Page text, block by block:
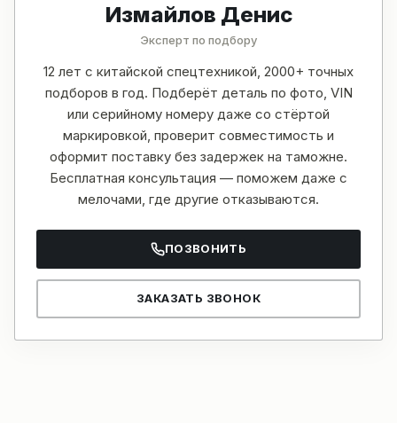
Измайлов Денис
Эксперт по подбору
12 лет с китайской спецтехникой, 2000+ точных
подборов в год. Подберёт деталь по фото, VIN
или серийному номеру даже со стёртой
маркировкой, проверит совместимость и
оформит поставку без задержек на таможне.
Бесплатная консультация — поможем даже с
мелочами, где другие отказываются.
ПОЗВОНИТЬ
ЗАКАЗАТЬ ЗВОНОК